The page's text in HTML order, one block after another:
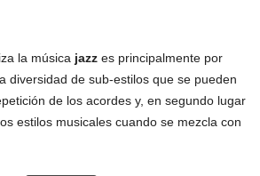
la música jazz es principalmente por
diversidad de sub-estilos que se pueden
de los acordes y, en segundo lugar
estilos musicales cuando se mezcla con